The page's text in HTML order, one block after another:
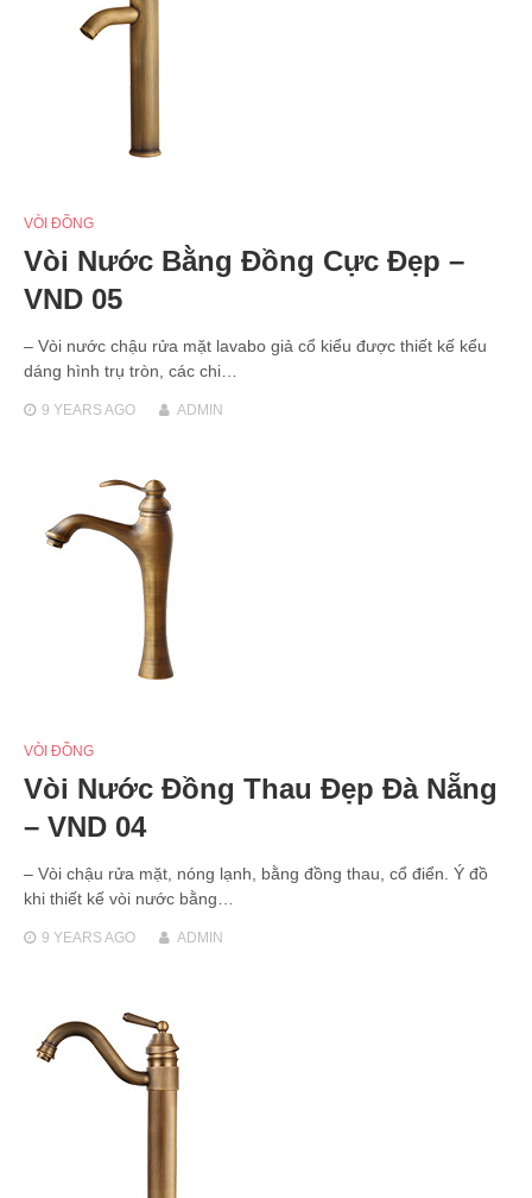
VÒI ĐỒNG
Vòi Nước Bằng Đồng Cực Đẹp –
VND 05
– Vòi nước chậu rửa mặt lavabo giả cổ kiểu được thiết kế kểu
dáng hình trụ tròn, các chi…
9 YEARSAGO ADMIN
VÒI ĐỒNG
Vòi Nước Đồng Thau Đẹp Đà Nẵng
– VND 04
– Vòi chậu rửa mặt, nóng lạnh, bằng đồng thau, cổ điển. Ý đồ
khi thiết kế vòi nước bằng…
9 YEARSAGO ADMIN